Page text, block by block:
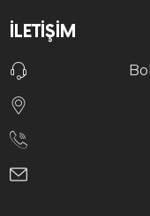
İLETIŞIM